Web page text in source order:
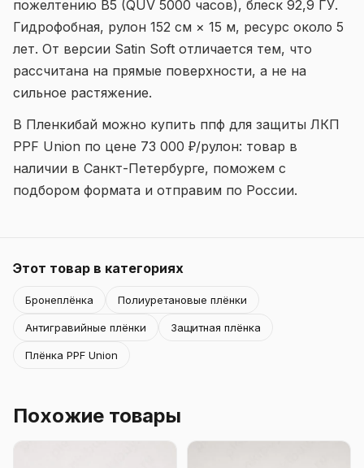
пожелтению B5 (QUV 5000 часов), блеск 92,9 ГУ.
Гидрофобная, рулон 152 см × 15 м, ресурс около 5
лет. От версии Satin Soft отличается тем, что
рассчитана на прямые поверхности, а не на
сильное растяжение.
В Пленкибай можно купить ппф для защиты ЛКП
PPF Union по цене 73 000 ₽/рулон: товар в
наличии в Санкт-Петербурге, поможем с
подбором формата и отправим по России.
Этот товар в категориях
Бронеплёнка Полиуретановые плёнки
Антигравийные плёнки Защитная плёнка
Плёнка PPF Union
Похожие товары